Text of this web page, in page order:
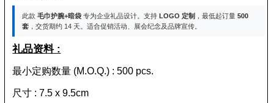
此款 毛巾护腕+暗袋专为企业礼品设计。支持 LOGO 定制 ，最低起订量 500
套，交货期约 14 天。适合促销活动、展会纪念及品牌宣传。
礼品资料 :
最小定购数量 (M.O.Q.) : 500 pcs.
尺寸 : 7.5 x 9.5cm